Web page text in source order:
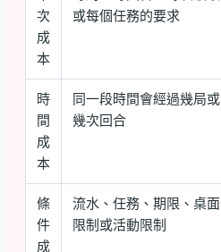
次
成
本
或每個任務的要求
時
間
成
本
同一段時間會經過幾局或
幾次回合
條
件
成
流水、任務、期限、桌面
限制或活動限制